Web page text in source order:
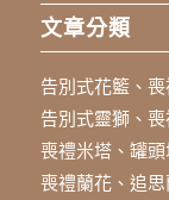
文章分類
告別式花籃、
告別式靈獅、
喪禮米塔、罐頭
喪禮蘭花、追思